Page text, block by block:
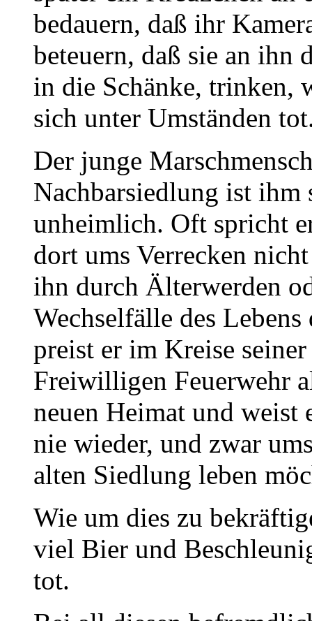
bedauern, daß ihr
beteuern, daß sie an ihn
in die Schänke, trinken,
sich unter Umständen
Der junge
Nachbarsiedlung ist ihm
unheimlich. Oft spricht
dort ums Verrecken
ihn durch Älterwerden
Wechselfälle des
preist er im Kreise
Freiwilligen Feuerwehr
neuen Heimat und weist
nie wieder, und zwar
alten Siedlung leben
Wie um dies zu
viel Bier und
tot.